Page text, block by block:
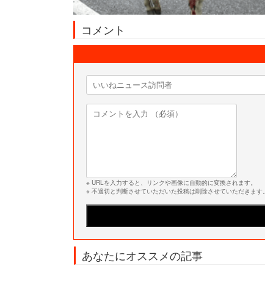
コメント
※ URLを入力すると、リンクや画像に自動的に変換されます。
※ 不適切と判断させていただいた投稿は削除させていただきます。
あなたにオススメの記事